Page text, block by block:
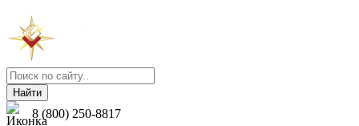
Найти
8 (800) 250-8817